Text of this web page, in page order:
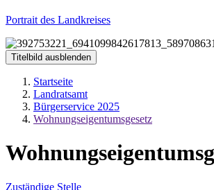
Portrait des Landkreises
Titelbild ausblenden
Startseite
Landratsamt
Bürgerservice 2025
Wohnungseigentumsgesetz
Zuständige Stelle